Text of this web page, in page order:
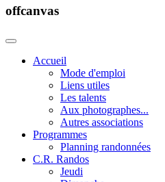
offcanvas
Accueil
Mode d'emploi
Liens utiles
Les talents
Aux photographes...
Autres associations
Programmes
Planning randonnées
C.R. Randos
Jeudi